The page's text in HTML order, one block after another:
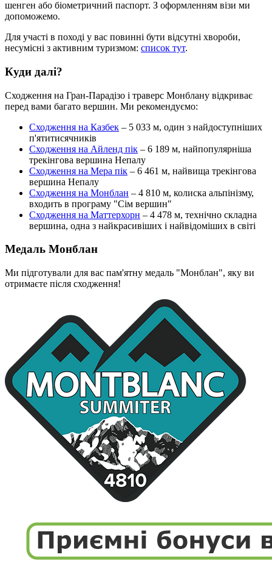
шенген або біометричний паспорт. З оформленням візи ми
допоможемо.
Для участі в поході у вас повинні бути відсутні хвороби,
несумісні з активним туризмом: список тут.
Куди далі?
Сходження на Гран-Парадізо і траверс Монблану відкриває
перед вами багато вершин. Ми рекомендуємо:
Сходження на Казбек – 5 033 м, один з найдоступніших
п'ятитисячників
Сходження на Айленд пік – 6 189 м, найпопулярніша
трекінгова вершина Непалу
Сходження на Мера пік – 6 461 м, найвища трекінгова
вершина Непалу
Сходження на Монблан – 4 810 м, колиска альпінізму,
входить в програму "Сім вершин"
Сходження на Маттерхорн – 4 478 м, технічно складна
вершина, одна з найкрасивіших і найвідоміших в світі
Медаль Монблан
Ми підготували для вас пам'ятну медаль "Монблан", яку ви
отримаєте після сходження!